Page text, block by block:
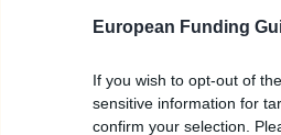
European Funding
If you wish to opt-out of
sensitive information for
confirm your selection.